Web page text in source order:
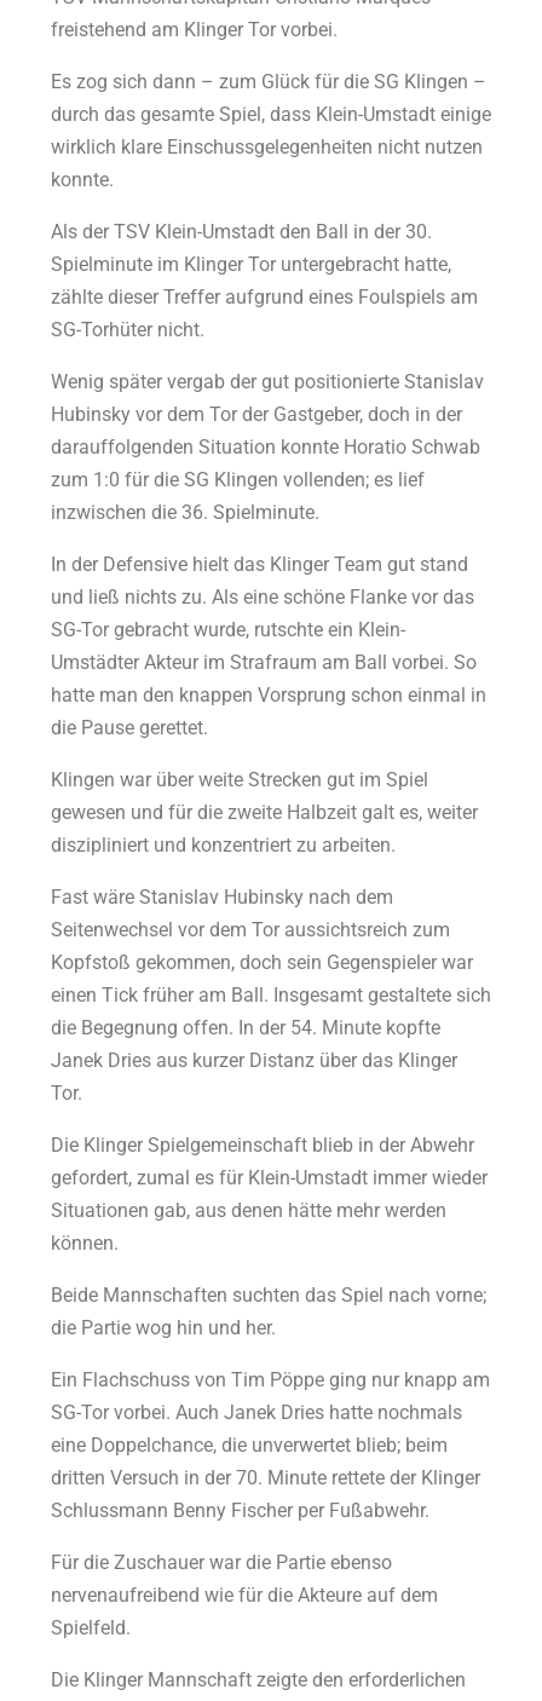
freistehend am Klinger Tor vorbei.
Es zog sich dann – zum Glück für die SG Klingen –
durch das gesamte Spiel, dass Klein-Umstadt einige
wirklich klare Einschussgelegenheiten nicht nutzen
konnte.
Als der TSV Klein-Umstadt den Ball in der 30.
Spielminute im Klinger Tor untergebracht hatte,
zählte dieser Treffer aufgrund eines Foulspiels am
SG-Torhüter nicht.
Wenig später vergab der gut positionierte Stanislav
Hubinsky vor dem Tor der Gastgeber, doch in der
darauffolgenden Situation konnte Horatio Schwab
zum 1:0 für die SG Klingen vollenden; es lief
inzwischen die 36. Spielminute.
In der Defensive hielt das Klinger Team gut stand
und ließ nichts zu. Als eine schöne Flanke vor das
SG-Tor gebracht wurde, rutschte ein Klein-
Umstädter Akteur im Strafraum am Ball vorbei. So
hatte man den knappen Vorsprung schon einmal in
die Pause gerettet.
Klingen war über weite Strecken gut im Spiel
gewesen und für die zweite Halbzeit galt es, weiter
diszipliniert und konzentriert zu arbeiten.
Fast wäre Stanislav Hubinsky nach dem
Seitenwechsel vor dem Tor aussichtsreich zum
Kopfstoß gekommen, doch sein Gegenspieler war
einen Tick früher am Ball. Insgesamt gestaltete sich
die Begegnung offen. In der 54. Minute kopfte
Janek Dries aus kurzer Distanz über das Klinger
Tor.
Die Klinger Spielgemeinschaft blieb in der Abwehr
gefordert, zumal es für Klein-Umstadt immer wieder
Situationen gab, aus denen hätte mehr werden
können.
Beide Mannschaften suchten das Spiel nach vorne;
die Partie wog hin und her.
Ein Flachschuss von Tim Pöppe ging nur knapp am
SG-Tor vorbei. Auch Janek Dries hatte nochmals
eine Doppelchance, die unverwertet blieb; beim
dritten Versuch in der 70. Minute rettete der Klinger
Schlussmann Benny Fischer per Fußabwehr.
Für die Zuschauer war die Partie ebenso
nervenaufreibend wie für die Akteure auf dem
Spielfeld.
Die Klinger Mannschaft zeigte den erforderlichen